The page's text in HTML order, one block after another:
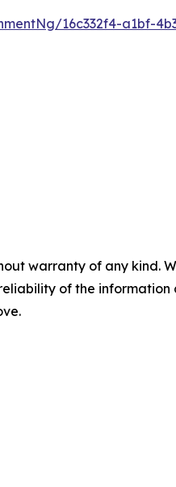
16c332f4-a1bf-
warranty of any
of the